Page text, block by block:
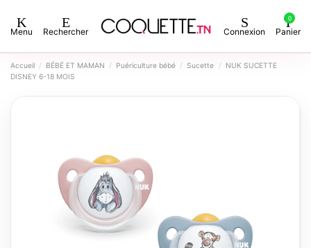
Menu Rechercher Connexion
0
Panier
Accueil BÉBÉ ET MAMAN Puériculture bébé Sucette
NUK SUCETTE
DISNEY 6-18 MOIS